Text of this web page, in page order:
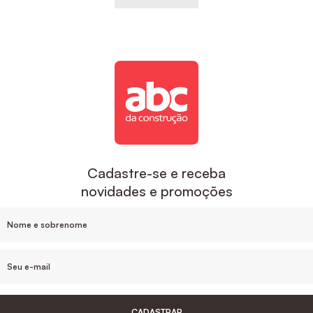
Cadastre-se e receba
novidades e promoções